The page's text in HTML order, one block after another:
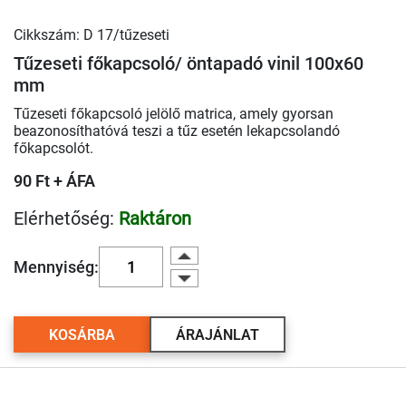
Cikkszám: D 17/tűzeseti
Tűzeseti főkapcsoló/ öntapadó vinil 100x60
mm
Tűzeseti főkapcsoló jelölő matrica, amely gyorsan
beazonosíthatóvá teszi a tűz esetén lekapcsolandó
főkapcsolót.
90 Ft + ÁFA
Elérhetőség: Raktáron
Mennyiség:
KOSÁRBA ÁRAJÁNLAT